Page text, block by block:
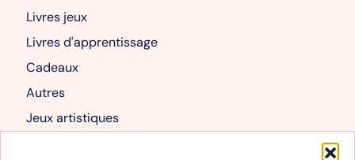
Livres jeux
Livres d'apprentissage
Cadeaux
Autres
Jeux artistiques